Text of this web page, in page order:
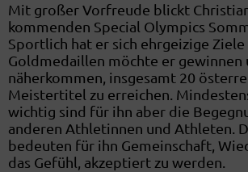
Mit großer Vorfreude blickt
kommenden Special Olympics
Sportlich hat er sich ehrgeizige Ziele
Goldmedaillen möchte er gewinnen
näherkommen, insgesamt 20
Meistertitel zu erreichen.
wichtig sind für ihn aber die
anderen Athletinnen und Athleten.
bedeuten für ihn Gemeinschaft,
das Gefühl, akzeptiert zu werden.